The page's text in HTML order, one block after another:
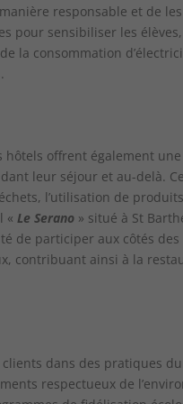
responsable et de
pour sensibiliser les
consommation
offrent également
leur séjour et au-delà.
l’utilisation de
« Le Serano» situé à St
de participer aux côtés
contribuant ainsi à la
dans des pratiques
respectueux de